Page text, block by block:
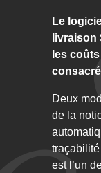
Le
livraison
les
Deux
de la
est l’un